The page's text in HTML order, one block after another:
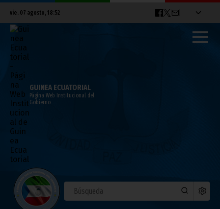
vie. 07 agosto, 18:52
GUINEA ECUATORIAL
Página Web Institucional del
Gobierno
Nzalang Nacional pierde contra Túnez
por 3-1
junio 04, 2012
Noticias Deportes